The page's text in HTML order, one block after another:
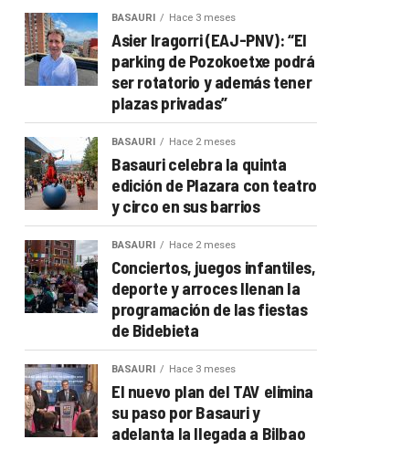
BASAURI Hace 3 meses
Asier Iragorri (EAJ-PNV): “El
parking de Pozokoetxe podrá
ser rotatorio y además tener
plazas privadas”
BASAURI Hace 2 meses
Basauri celebra la quinta
edición de Plazara con teatro
y circo en sus barrios
BASAURI Hace 2 meses
Conciertos, juegos infantiles,
deporte y arroces llenan la
programación de las fiestas
de Bidebieta
BASAURI Hace 3 meses
El nuevo plan del TAV elimina
su paso por Basauri y
adelanta la llegada a Bilbao